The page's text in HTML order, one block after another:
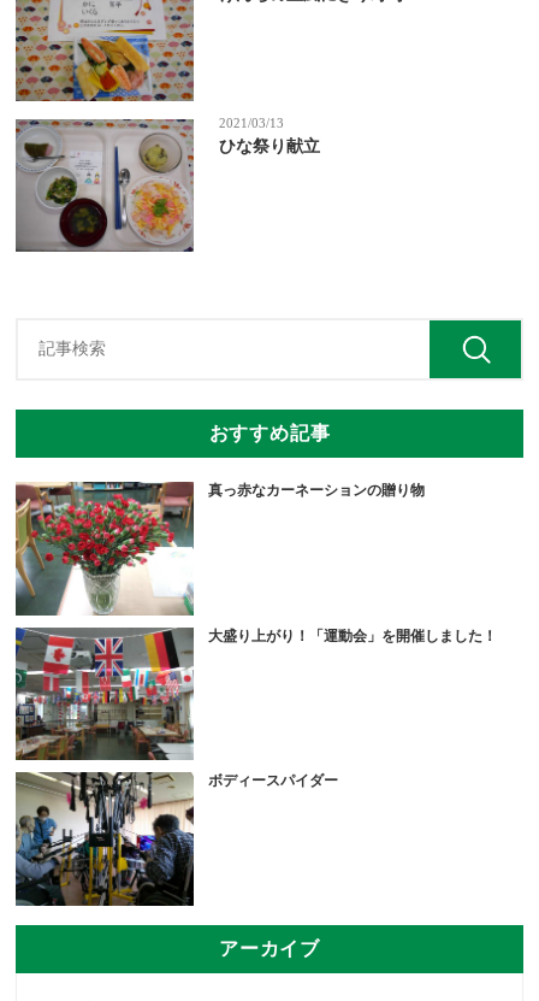
2021/03/13
ひな祭り献立
おすすめ記事
真っ赤なカーネーションの贈り物
大盛り上がり！「運動会」を開催しました！
ボディースパイダー
アーカイブ